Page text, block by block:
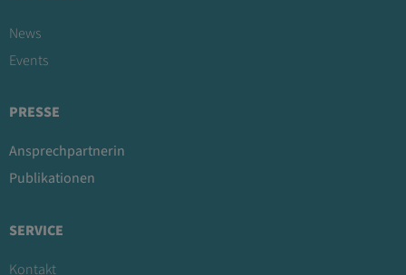
News
Events
PRESSE
Ansprechpartnerin
Publikationen
SERVICE
Kontakt